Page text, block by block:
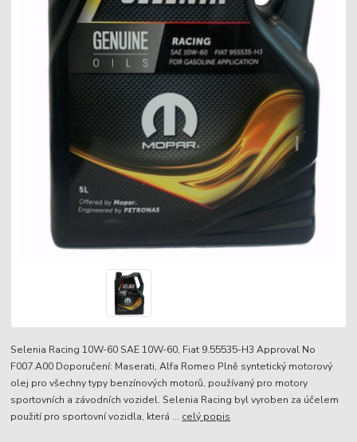
Selenia Racing 10W-60 SAE 10W-60, Fiat 9.55535-H3 Approval No
F007.A00 Doporučení: Maserati, Alfa Romeo Plně syntetický motorový
olej pro všechny typy benzínových motorů, používaný pro motory
sportovních a závodních vozidel. Selenia Racing byl vyroben za účelem
použití pro sportovní vozidla, která ... celý popis